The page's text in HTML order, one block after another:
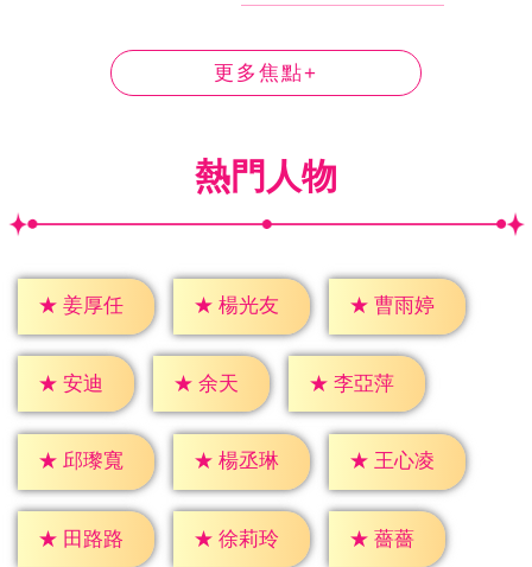
更多焦點+
熱門人物
★ 姜厚任 ★ 楊光友 ★ 曹雨婷
★ 安迪 ★ 余天 ★ 李亞萍
★ 邱瓈寬 ★ 楊丞琳 ★ 王心凌
★ 田路路 ★ 徐莉玲 ★ 薔薔